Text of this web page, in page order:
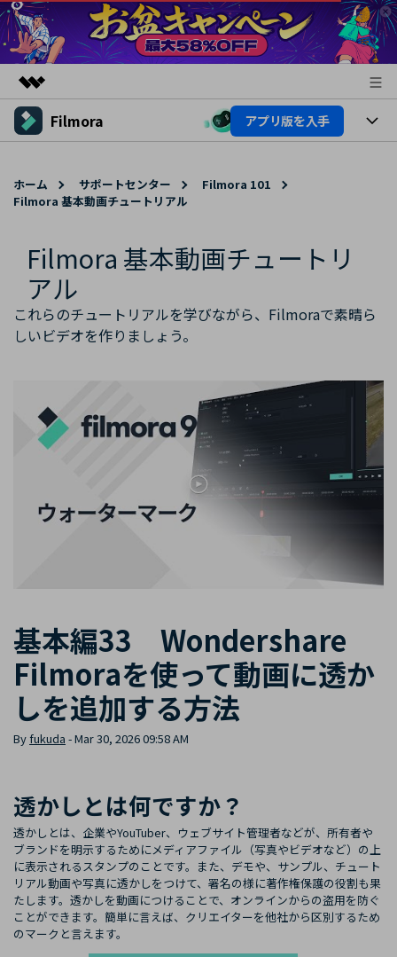
製品
ユーティリティ
概要
企業情報
プラン＆価格
サポート
Filmora アプリ版を入手
プラットフォーム
AI機能
AI機能
AIヒント
活用法
Filmoraのユーザー層
ビデオソリューション
動画編集関連知識
動画編集のコツ
カスタマーサポート
購入する
ホーム サポートセンター
Filmora 101
Filmora 基本動画チュートリアル
Filmora 基本動画チュートリ
アル
これらのチュートリアルを学びながら、Filmoraで素晴ら
しいビデオを作りましょう。
基本編33 Wondershare
Filmoraを使って動画に透か
しを追加する方法
By fukuda - Mar 30, 2026 09:58 AM
透かしとは何ですか？
透かしとは、企業やYouTuber、ウェブサイト管理者などが、所有者や
ブランドを明示するためにメディアファイル（写真やビデオなど）の上
に表示されるスタンプのことです。また、デモや、サンプル、チュート
リアル動画や写真に透かしをつけて、署名の様に著作権保護の役割も果
たします。透かしを動画につけることで、オンラインからの盗用を防ぐ
ことができます。簡単に言えば、クリエイターを他社から区別するため
のマークと言えます。